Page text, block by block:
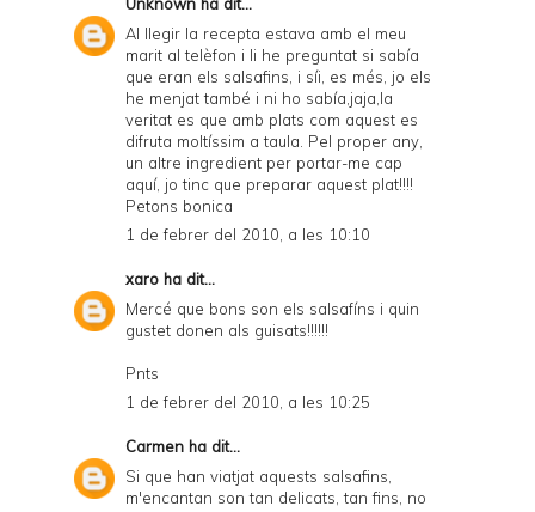
Unknown ha dit...
Al llegir la recepta estava amb el meu
marit al telèfon i li he preguntat si sabía
que eran els salsafins, i síi, es més, jo els
he menjat també i ni ho sabía,jaja,la
veritat es que amb plats com aquest es
difruta moltíssim a taula. Pel proper any,
un altre ingredient per portar-me cap
aquí, jo tinc que preparar aquest plat!!!!
Petons bonica
1 de febrer del 2010, a les 10:10
xaro ha dit...
Mercé que bons son els salsafíns i quin
gustet donen als guisats!!!!!!
Pnts
1 de febrer del 2010, a les 10:25
Carmen ha dit...
Si que han viatjat aquests salsafins,
m'encantan son tan delicats, tan fins, no